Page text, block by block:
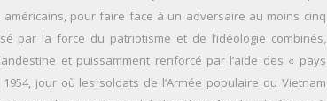
pour faire face à un adversaire au moins cinq
par la force du patriotisme et de l’idéologie combinés,
et puissamment renforcé par l’aide des « pays
jour où les soldats de l’Armée populaire du Vietnam